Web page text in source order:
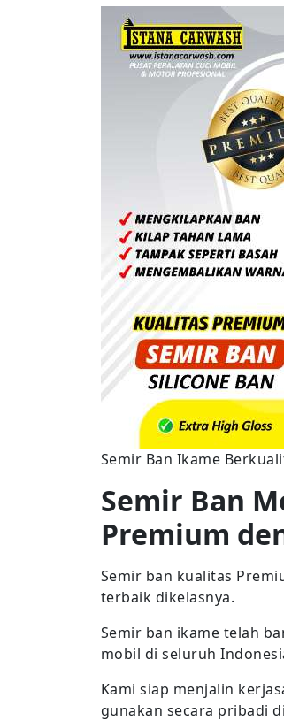
Semir Ban Ikame
Semir Ban
Premium
Semir ban kualitas
terbaik dikelasnya.
Semir ban ikame telah
mobil di seluruh
Kami siap menjalin
gunakan secara pribadi